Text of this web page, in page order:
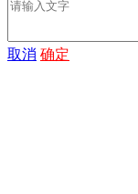
取消 确定